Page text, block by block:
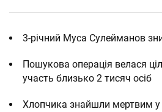
3-річний Муса Сулейманов
Пошукова операція велася
участь близько 2 тисяч осіб
Хлопчика знайшли мертвим у